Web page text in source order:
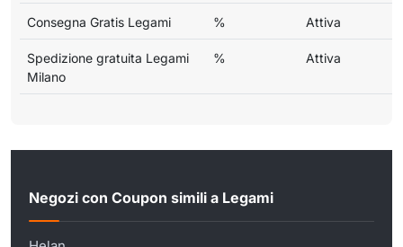
Consegna Gratis Legami % Attiva
Spedizione gratuita Legami
Milano
% Attiva
Negozi con Coupon simili a Legami